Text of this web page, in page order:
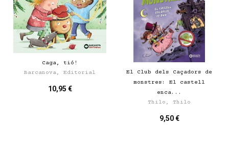
Caga, tió!
Barcanova, Editorial
10,95 €
El Club dels Caçadors de
monstres: El castell
enca...
Thilo, Thilo
9,50 €